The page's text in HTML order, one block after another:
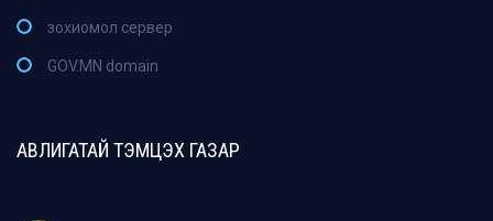
зохиомол сервер
GOV.MN domain
АВЛИГАТАЙ ТЭМЦЭХ ГАЗАР